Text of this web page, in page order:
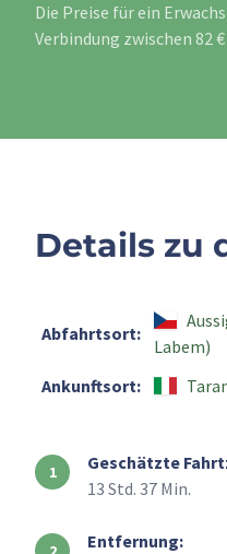
Die Preise für ein
Verbindung zwischen 82 €
Details zu
Abfahrtsort:
Labem)
Ankunftsort:
Geschätzte
13 Std. 37 Min.
Entfernung: